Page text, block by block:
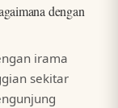
dengan
irama
sekitar